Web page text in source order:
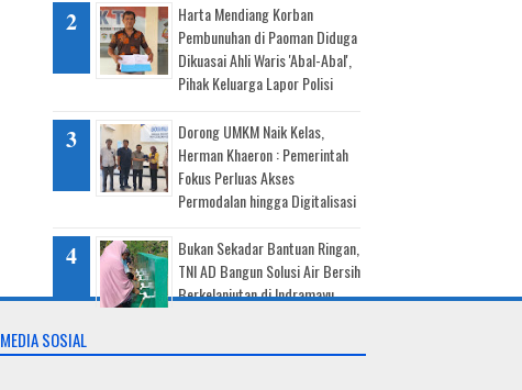
Harta Mendiang Korban
Pembunuhan di Paoman Diduga
Dikuasai Ahli Waris 'Abal-Abal',
Pihak Keluarga Lapor Polisi
Dorong UMKM Naik Kelas,
Herman Khaeron : Pemerintah
Fokus Perluas Akses
Permodalan hingga Digitalisasi
Bukan Sekadar Bantuan Ringan,
TNI AD Bangun Solusi Air Bersih
Berkelanjutan di Indramayu
MEDIA SOSIAL